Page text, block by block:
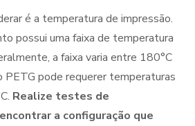
é a temperatura de impressão.
possui uma faixa de temperatura
a faixa varia entre 180°C
PETG pode requerer temperaturas
Realize testes de
a configuração que